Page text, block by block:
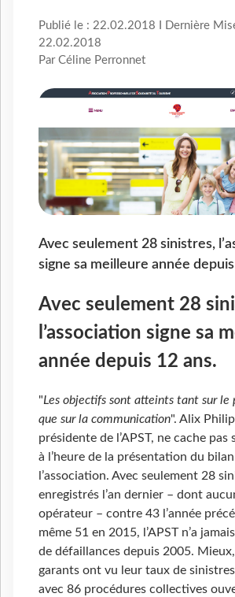
Publié le : 22.02.2018 I Dernière
22.02.2018
Par Céline Perronnet
Avec seulement 28 sinistres,
signe sa meilleure année
Avec seulement 28
l’association signe sa
année depuis 12 ans.
"Les objectifs sont atteints tant sur le
que sur la communication". Alix
présidente de l’APST, ne cache
à l’heure de la présentation du
l’association. Avec seulement 28
enregistrés l’an dernier – dont
opérateur – contre 43 l’année
même 51 en 2015, l’APST n’a
de défaillances depuis 2005.
garants ont vu leur taux de
avec 86 procédures collectives